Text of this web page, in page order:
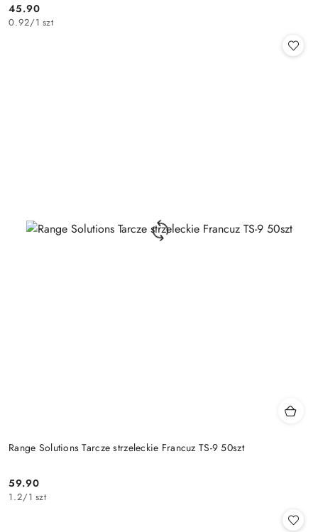
Cena:
45.90
0.92/1 szt
Range Solutions Tarcze strzeleckie Francuz TS-9 50szt
Cena:
59.90
1.2/1 szt